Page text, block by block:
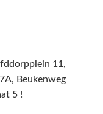
11,
Beukenweg
5 !